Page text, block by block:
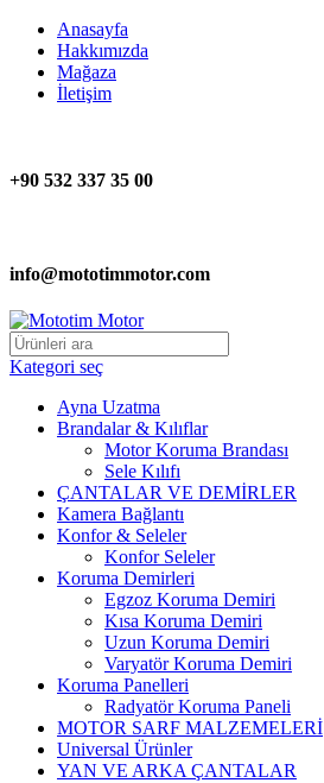
Anasayfa
Hakkımızda
Mağaza
İletişim
+90 532 337 35 00
info@mototimmotor.com
Kategori seç
Ayna Uzatma
Brandalar & Kılıflar
Motor Koruma Brandası
Sele Kılıfı
ÇANTALAR VE DEMİRLER
Kamera Bağlantı
Konfor & Seleler
Konfor Seleler
Koruma Demirleri
Egzoz Koruma Demiri
Kısa Koruma Demiri
Uzun Koruma Demiri
Varyatör Koruma Demiri
Koruma Panelleri
Radyatör Koruma Paneli
MOTOR SARF MALZEMELERİ
Universal Ürünler
YAN VE ARKA ÇANTALAR